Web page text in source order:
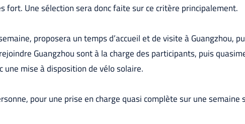
fort. Une sélection sera donc faite sur ce critère principalement.
proposera un temps d’accueil et de visite à Guangzhou,
Guangzhou sont à la charge des participants, puis
une mise à disposition de vélo solaire.
pour une prise en charge quasi complète sur une semaine